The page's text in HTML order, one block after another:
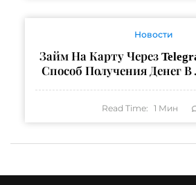
Новости
Займ На Карту Через
Способ Получения Денег
Read Time: 1 Мин